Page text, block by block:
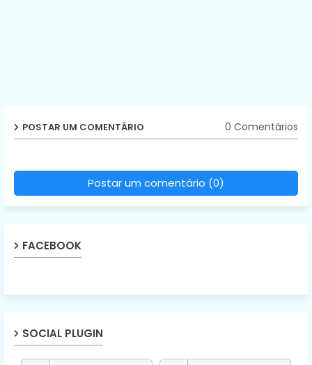
POSTAR UM COMENTÁRIO 0 Comentários
Postar um comentário (0)
FACEBOOK
SOCIAL PLUGIN